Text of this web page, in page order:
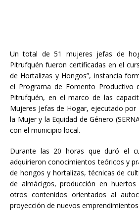
Un total de 51 mujeres jefas de
Pitrufquén fueron certificadas en el
de Hortalizas y Hongos”, instancia
el Programa de Fomento Productivo
Pitrufquén, en el marco de las
Mujeres Jefas de Hogar, ejecutado por
la Mujer y la Equidad de Género
con el municipio local.
Durante las 20 horas que duró el
adquirieron conocimientos teóricos y
de hongos y hortalizas, técnicas de
de almácigos, producción en
otros contenidos orientados al
proyección de nuevos emprendimientos.